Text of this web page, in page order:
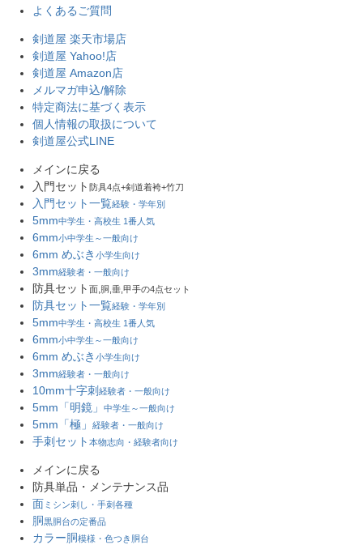
よくあるご質問
剣道屋 楽天市場店
剣道屋 Yahoo!店
剣道屋 Amazon店
メルマガ申込/解除
特定商法に基づく表示
個人情報の取扱について
剣道屋公式LINE
メインに戻る
入門セット 防具4点+剣道着袴+竹刀
入門セット一覧経験・学年別
5mm中学生・高校生 1番人気
6mm小中学生～一般向け
6mm めぶき 小学生向け
3mm経験者・一般向け
防具セット 面,胴,垂,甲手の4点セット
防具セット一覧経験・学年別
5mm中学生・高校生 1番人気
6mm小中学生～一般向け
6mm めぶき 小学生向け
3mm経験者・一般向け
10mm十字刺 経験者・一般向け
5mm「明鏡」 中学生～一般向け
5mm「極」 経験者・一般向け
手刺セット 本物志向・経験者向け
メインに戻る
防具単品・メンテナンス品
面 ミシン刺し・手刺各種
胴黒胴台の定番品
カラー胴模様・色つき胴台